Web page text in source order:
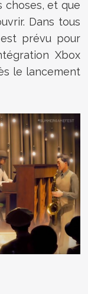
choses, et que
Dans tous
prévu pour
Xbox
le lancement